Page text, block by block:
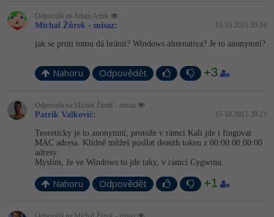
Odpovídá na Adam Ježek
Michal Žůrek - misaz: 15.10.2015 20:14
jak se proti tomu dá bránit? Windows alternativa? Je to anonymní?
Nahoru Odpovědět +3
Odpovídá na Michal Žůrek - misaz
Patrik Valkovič: 15.10.2015 20:23
Teoreticky je to anonymní, protože v rámci Kali jde i fingovat
MAC adresa. Klidně můžeš posílat deauth token z 00:00:00:00:00
adresy.
Myslím, že ve Windows to jde taky, v rámci Cygwinu.
Nahoru Odpovědět +1